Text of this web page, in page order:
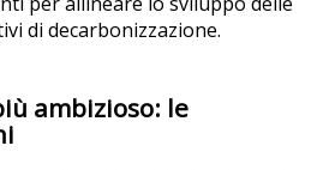
di decarbonizzazione.
ambizioso: le